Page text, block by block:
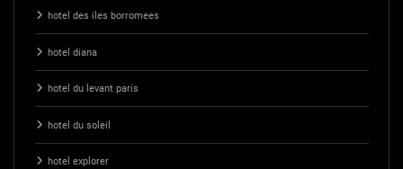
hotel des iles borromees
hotel diana
hotel du levant paris
hotel du soleil
hotel explorer